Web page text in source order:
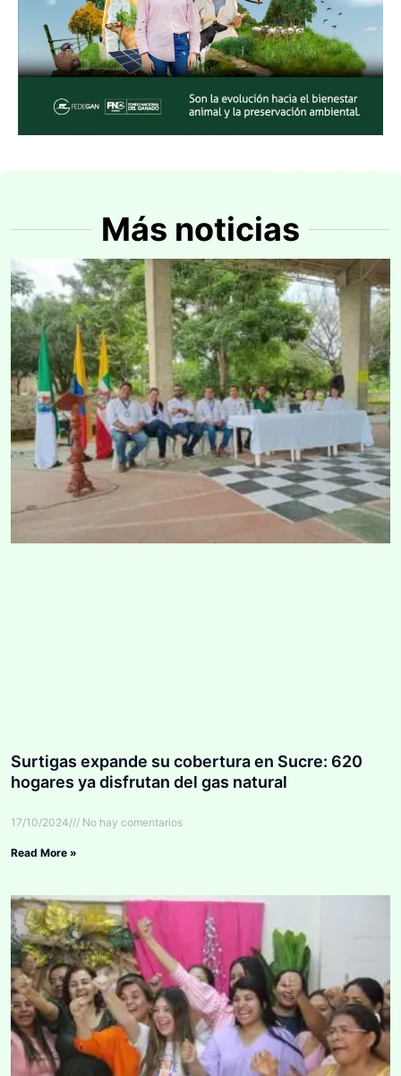
Más noticias
Surtigas expande su cobertura en Sucre: 620
hogares ya disfrutan del gas natural
17/10/2024 No hay comentarios
Read More »